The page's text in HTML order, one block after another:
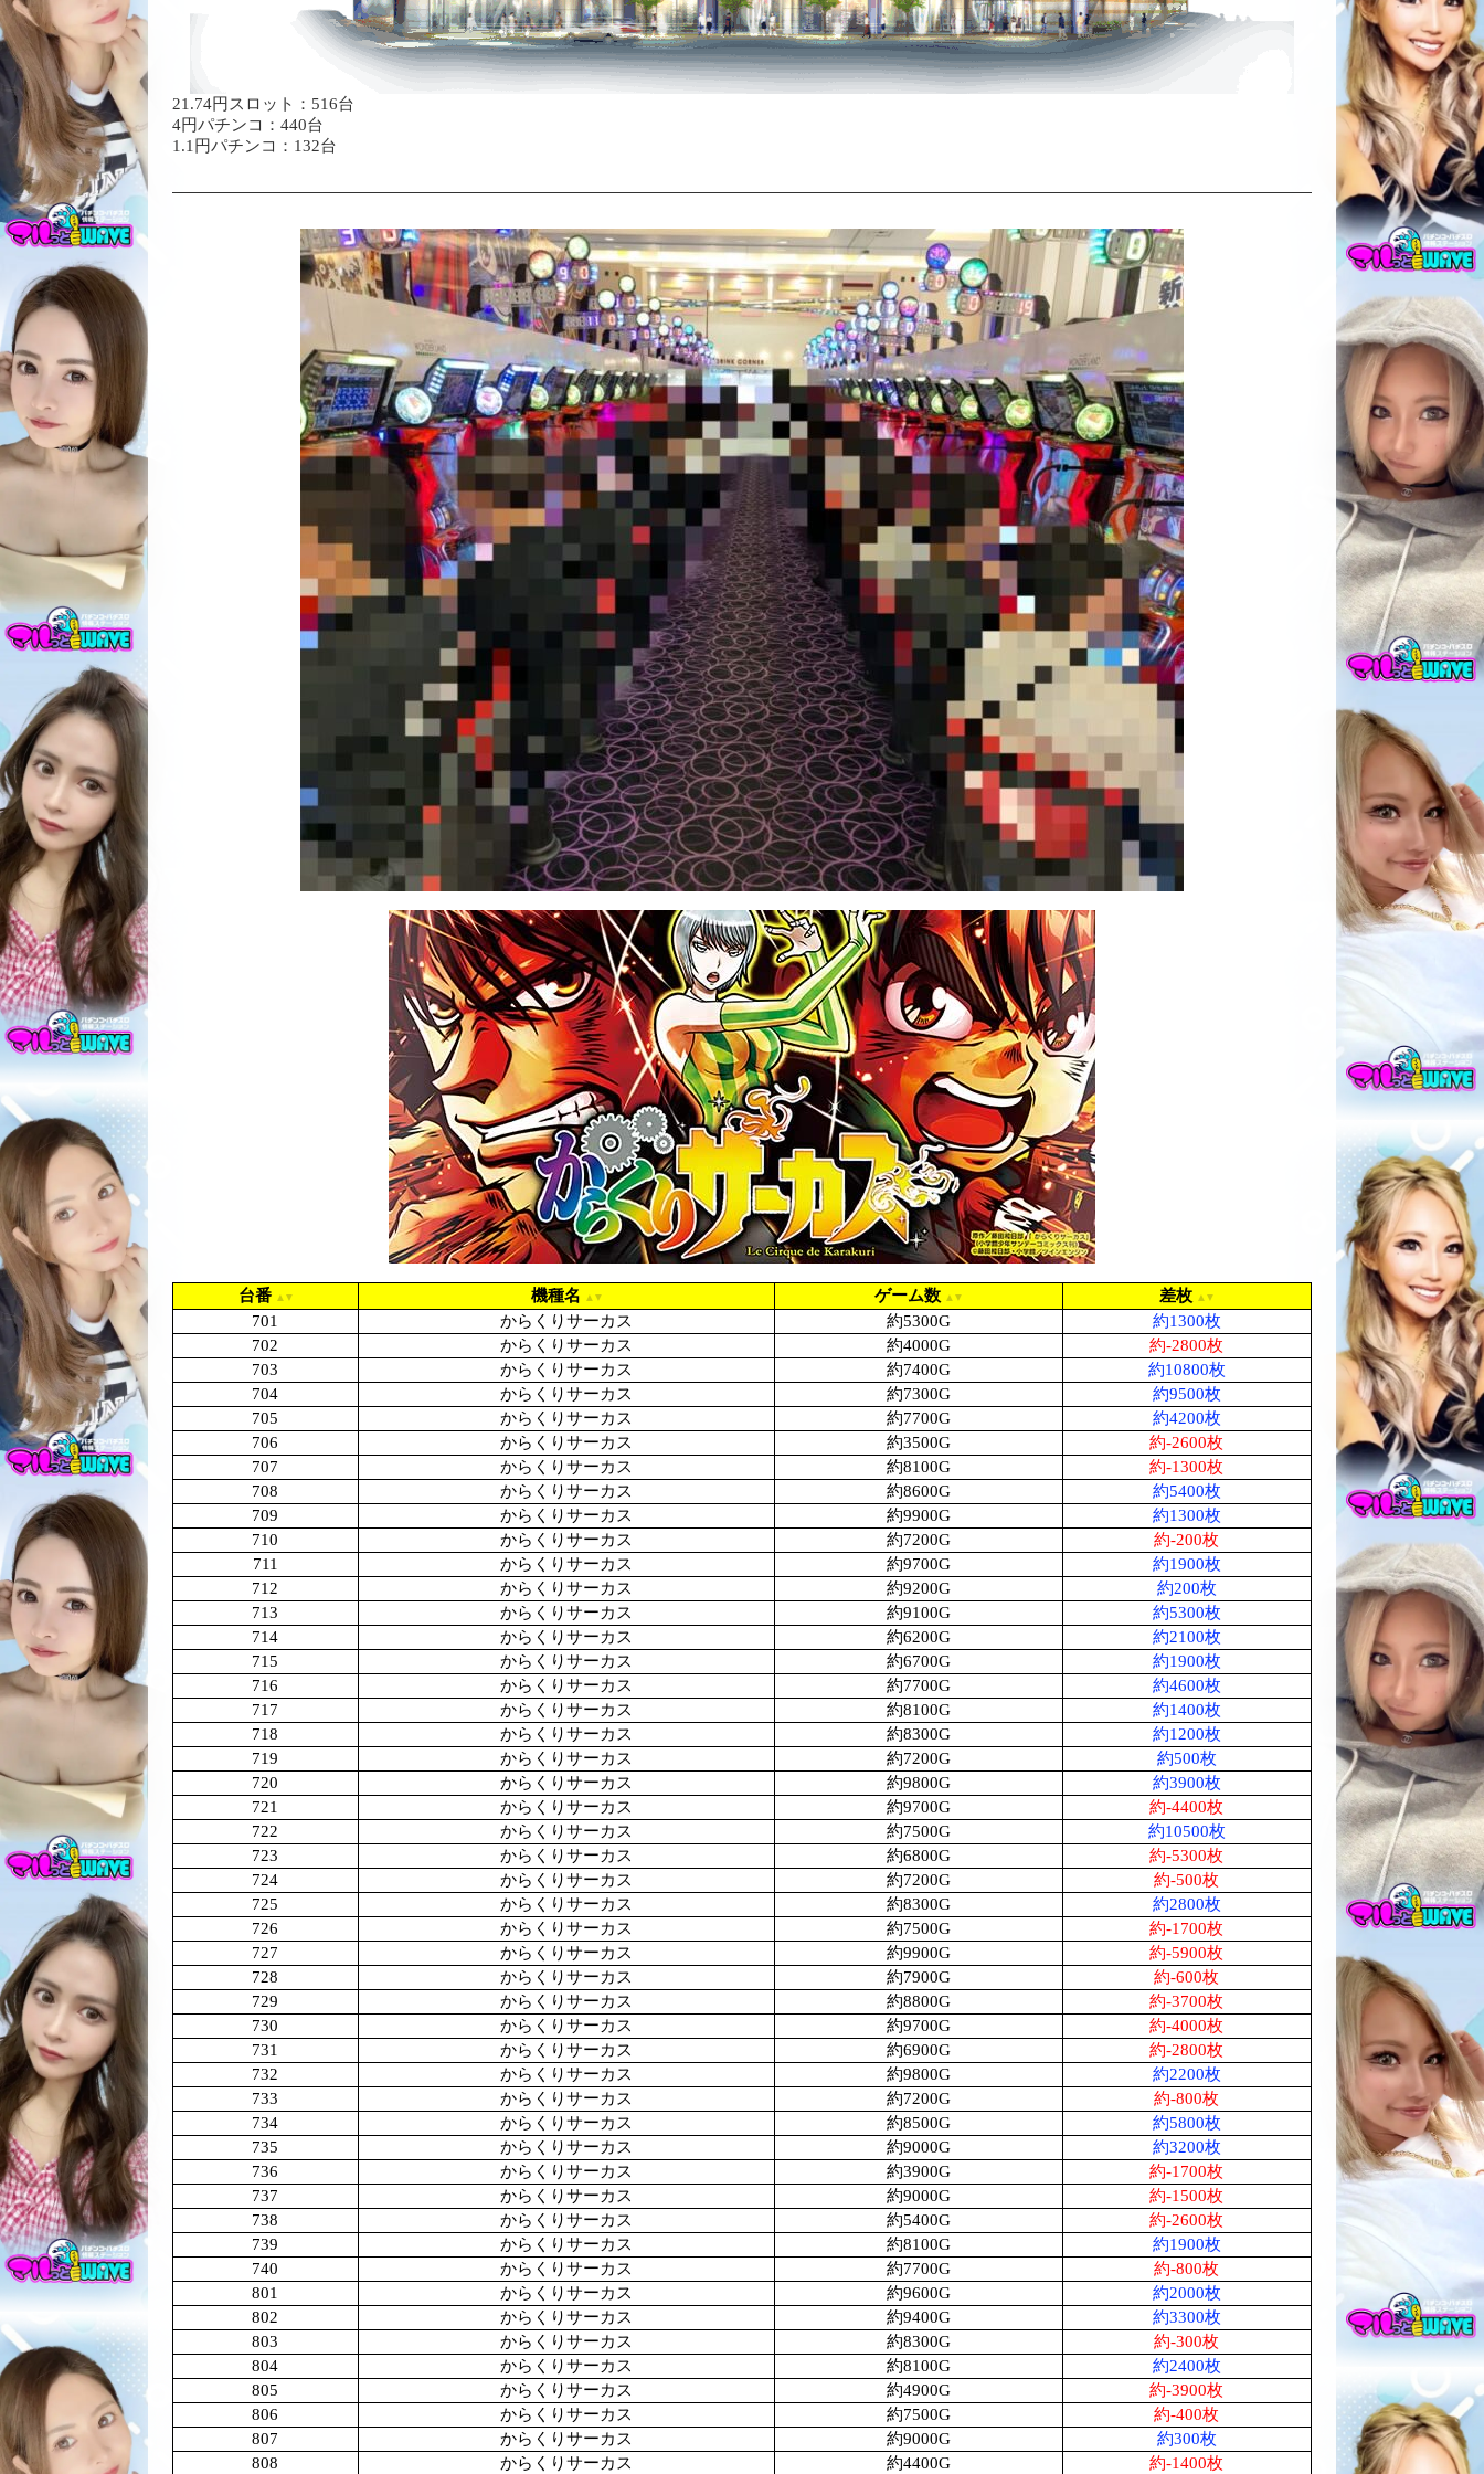
21.74円スロット： 516台
4円パチンコ：440台
1.1円パチンコ：132台
台番 機種名 ゲーム数
差枚
701
からくりサーカス 約5300G
約1300枚
702
からくりサーカス 約4000G
約-2800枚
703
からくりサーカス 約7400G
約10800枚
704
からくりサーカス 約7300G
約9500枚
705
からくりサーカス 約7700G
約4200枚
706
からくりサーカス 約3500G
約-2600枚
707
からくりサーカス 約8100G
約-1300枚
708
からくりサーカス 約8600G
約5400枚
709
からくりサーカス 約9900G
約1300枚
710
からくりサーカス 約7200G
約-200枚
711
からくりサーカス 約9700G
約1900枚
712
からくりサーカス 約9200G
約200枚
713
からくりサーカス 約9100G
約5300枚
714
からくりサーカス 約6200G
約2100枚
715
からくりサーカス 約6700G
約1900枚
716
からくりサーカス 約7700G
約4600枚
717
からくりサーカス 約8100G
約1400枚
718
からくりサーカス 約8300G
約1200枚
719
からくりサーカス 約7200G
約500枚
720
からくりサーカス 約9800G
約3900枚
721
からくりサーカス 約9700G
約-4400枚
722
からくりサーカス 約7500G
約10500枚
723
からくりサーカス 約6800G
約-5300枚
724
からくりサーカス 約7200G
約-500枚
725
からくりサーカス 約8300G
約2800枚
726
からくりサーカス 約7500G
約-1700枚
727
からくりサーカス 約9900G
約-5900枚
728
からくりサーカス 約7900G
約-600枚
729
からくりサーカス 約8800G
約-3700枚
730
からくりサーカス 約9700G
約-4000枚
731
からくりサーカス 約6900G
約-2800枚
732
からくりサーカス 約9800G
約2200枚
733
からくりサーカス 約7200G
約-800枚
734
からくりサーカス 約8500G
約5800枚
735
からくりサーカス 約9000G
約3200枚
736
からくりサーカス 約3900G
約-1700枚
737
からくりサーカス 約9000G
約-1500枚
738
からくりサーカス 約5400G
約-2600枚
739
からくりサーカス 約8100G
約1900枚
740
からくりサーカス 約7700G
約-800枚
801
からくりサーカス 約9600G
約2000枚
802
からくりサーカス 約9400G
約3300枚
803
からくりサーカス 約8300G
約-300枚
804
からくりサーカス 約8100G
約2400枚
805
からくりサーカス 約4900G
約-3900枚
806
からくりサーカス 約7500G
約-400枚
807
からくりサーカス 約9000G
約300枚
808
からくりサーカス 約4400G 約-1400枚